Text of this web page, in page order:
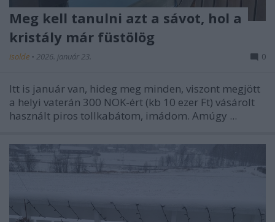
Meg kell tanulni azt a sávot, hol a
kristály már füstölög
isolde • 2026. január 23. 0
Itt is január van, hideg meg minden, viszont megjött
a helyi vaterán 300 NOK-ért (kb 10 ezer Ft) vásárolt
használt piros tollkabátom, imádom. Amúgy ...